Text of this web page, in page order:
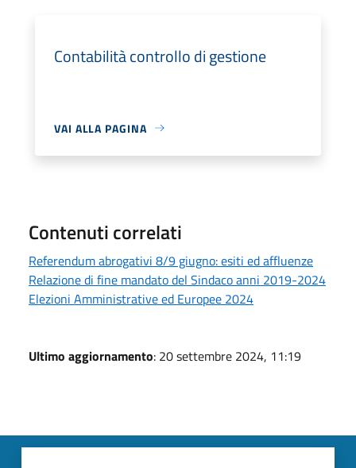
Contabilità controllo di gestione
VAI ALLA PAGINA
Contenuti correlati
Referendum abrogativi 8/9 giugno: esiti ed affluenze
Relazione di fine mandato del Sindaco anni 2019-2024
Elezioni Amministrative ed Europee 2024
Ultimo aggiornamento: 20 settembre 2024, 11:19